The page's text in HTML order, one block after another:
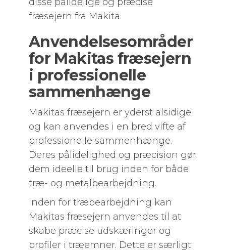
fræsejern fra Makita.
Anvendelsesområder
for Makitas fræsejern
i professionelle
sammenhænge
Makitas fræsejern er yderst alsidige
og kan anvendes i en bred vifte af
professionelle sammenhænge.
Deres pålidelighed og præcision gør
dem ideelle til brug inden for både
træ- og metalbearbejdning.
Inden for træbearbejdning kan
Makitas fræsejern anvendes til at
skabe præcise udskæringer og
profiler i træemner. Dette er særligt